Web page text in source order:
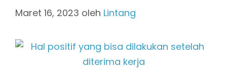
Maret 16, 2023 oleh Lintang